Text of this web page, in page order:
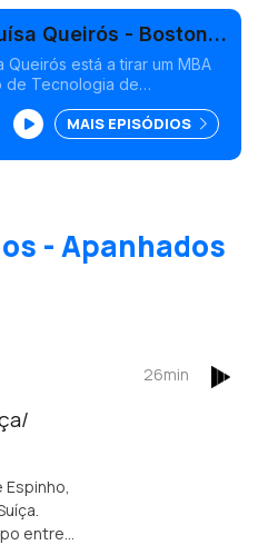
Queirós - Boston,
Queirós está a tirar um MBA
de Tecnologia de
MAIS EPISÓDIOS
- Apanhados
entre
26min